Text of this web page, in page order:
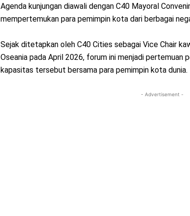
Agenda kunjungan diawali dengan C40 Mayoral
mempertemukan para pemimpin kota dari berbagai
Sejak ditetapkan oleh C40 Cities sebagai Vice Chair
Oseania pada April 2026, forum ini menjadi pertemuan
kapasitas tersebut bersama para pemimpin kota dunia.
- Advertisement -